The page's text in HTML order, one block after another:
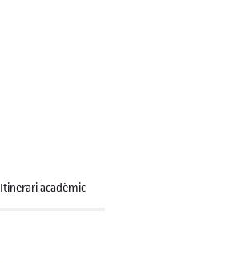
Itinerari acadèmic